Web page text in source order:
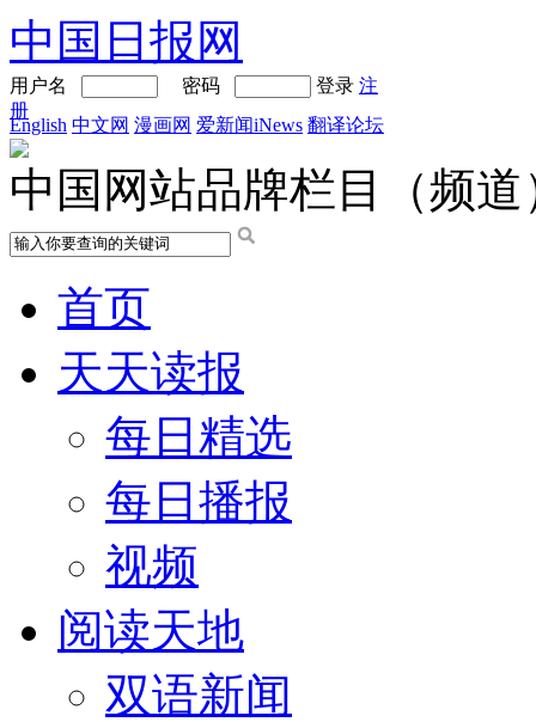
中国日报网
用户名 密码 登录 注
册
English 中文网 漫画网 爱新闻iNews 翻译论坛
中国网站品牌栏目（频道
首页
天天读报
每日精选
每日播报
视频
阅读天地
双语新闻